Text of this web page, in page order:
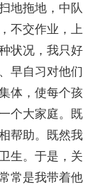
地拖地，中队
不交作业，上
状况，我只好
早自习对他们
体，使每个孩
个大家庭。既
帮助。既然我
生。于是，关
常是我带着他